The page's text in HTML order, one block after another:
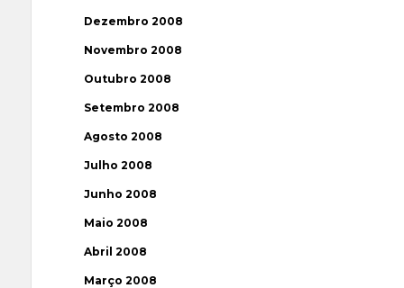
Dezembro 2008
Novembro 2008
Outubro 2008
Setembro 2008
Agosto 2008
Julho 2008
Junho 2008
Maio 2008
Abril 2008
Março 2008